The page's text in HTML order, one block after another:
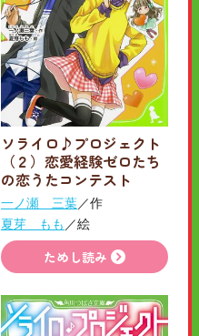
ソライロ♪プロジェクト
（２）恋愛経験ゼロたち
の恋うたコンテスト
一ノ瀬 三葉／作
夏芽 もも ／絵
ためし読み